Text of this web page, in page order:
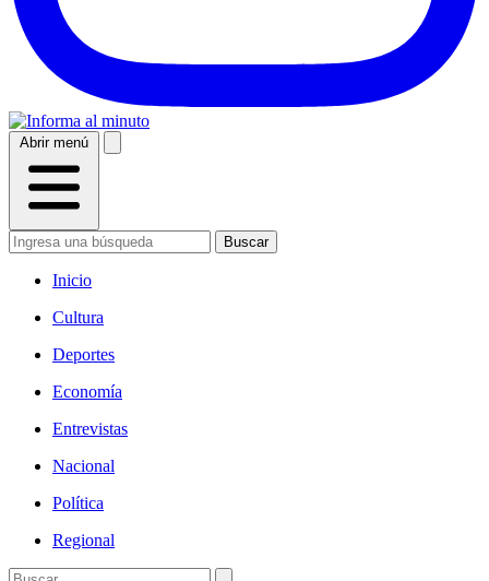
Abrir menú
Buscar
Inicio
Cultura
Deportes
Economía
Entrevistas
Nacional
Política
Regional